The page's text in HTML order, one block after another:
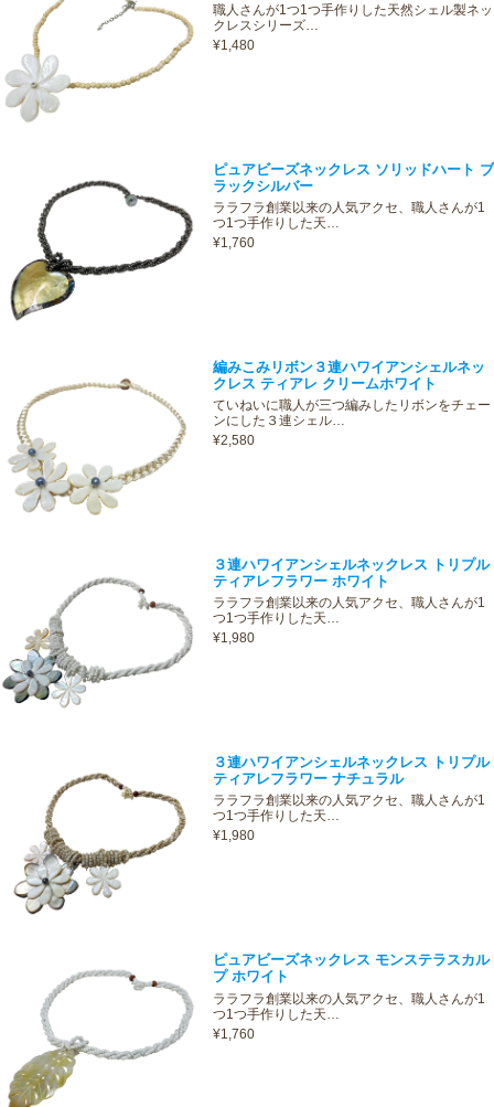
職人さんが1つ1つ手作りした天然シェル製ネッ
クレスシリーズ…
¥1,480
ピュアビーズネックレス ソリッドハート ブ
ラックシルバー
ララフラ創業以来の人気アクセ、職人さんが1
つ1つ手作りした天…
¥1,760
編みこみリボン３連ハワイアンシェルネッ
クレス ティアレ クリームホワイト
ていねいに職人が三つ編みしたリボンをチェー
ンにした３連シェル…
¥2,580
３連ハワイアンシェルネックレス トリプル
ティアレフラワー ホワイト
ララフラ創業以来の人気アクセ、職人さんが1
つ1つ手作りした天…
¥1,980
３連ハワイアンシェルネックレス トリプル
ティアレフラワー ナチュラル
ララフラ創業以来の人気アクセ、職人さんが1
つ1つ手作りした天…
¥1,980
ピュアビーズネックレス モンステラスカル
プ ホワイト
ララフラ創業以来の人気アクセ、職人さんが1
つ1つ手作りした天…
¥1,760